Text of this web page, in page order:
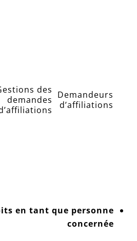
Demandeurs
d’affiliations
des
demandes
en tant que personne
concernée